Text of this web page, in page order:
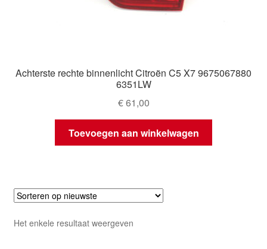
Achterste rechte binnenlicht Citroën C5 X7 9675067880
6351LW
€61,00
Toevoegen aan winkelwagen
Het enkele resultaat weergeven